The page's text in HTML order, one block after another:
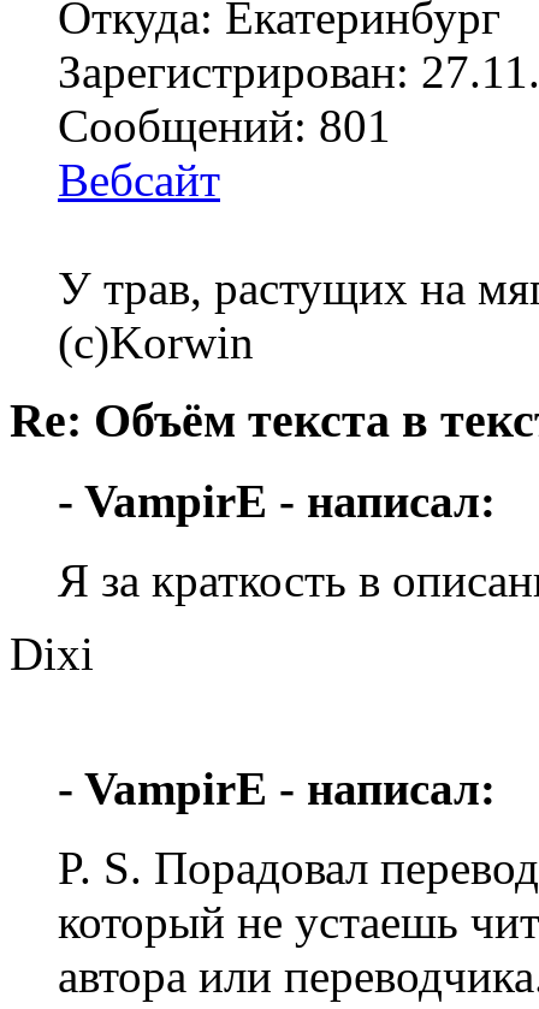
Откуда: Екатеринбург
Зарегистрирован:
Сообщений: 801
Вебсайт
У трав, растущих на
(с)Korwin
Re: Объём текста в
- VampirE - написал:
Я за краткость в
Dixi
- VampirE - написал:
P. S. Порадовал
который не устаешь
автора или